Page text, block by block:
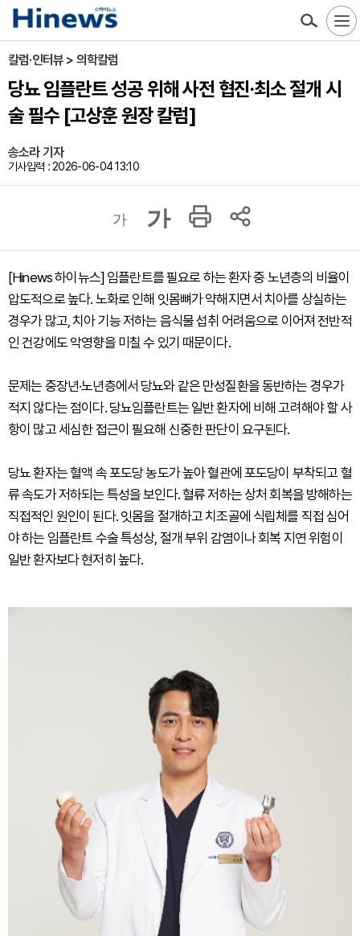
칼럼·인터뷰 > 의학칼럼
당뇨 임플란트 성공 위해 사전 협진·최소 절개 시
술 필수 [고상훈 원장 칼럼]
송소라 기자
기사입력 : 2026-06-04 13:10
가 가
[Hinews 하이뉴스] 임플란트를 필요로 하는 환자 중 노년층의 비율이
압도적으로 높다. 노화로 인해 잇몸뼈가 약해지면서 치아를 상실하는
경우가 많고, 치아 기능 저하는 음식물 섭취 어려움으로 이어져 전반적
인 건강에도 악영향을 미칠 수 있기 때문이다.
문제는 중장년·노년층에서 당뇨와 같은 만성질환을 동반하는 경우가
적지 않다는 점이다. 당뇨임플란트는 일반 환자에 비해 고려해야 할 사
항이 많고 세심한 접근이 필요해 신중한 판단이 요구된다.
당뇨 환자는 혈액 속 포도당 농도가 높아 혈관에 포도당이 부착되고 혈
류 속도가 저하되는 특성을 보인다. 혈류 저하는 상처 회복을 방해하는
직접적인 원인이 된다. 잇몸을 절개하고 치조골에 식립체를 직접 심어
야 하는 임플란트 수술 특성상, 절개 부위 감염이나 회복 지연 위험이
일반 환자보다 현저히 높다.